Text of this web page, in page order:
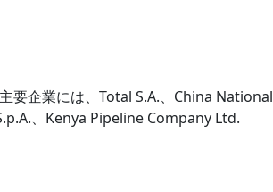
要企業には、Total S.A.、China National
、Kenya Pipeline Company Ltd.